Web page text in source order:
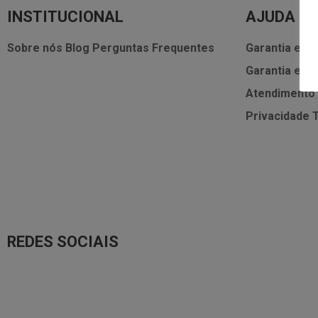
INSTITUCIONAL
Sobre nós Blog Perguntas Frequentes
AJUDA
Garantia e
Garantia e
Atendimento
Privacidade
REDES SOCIAIS